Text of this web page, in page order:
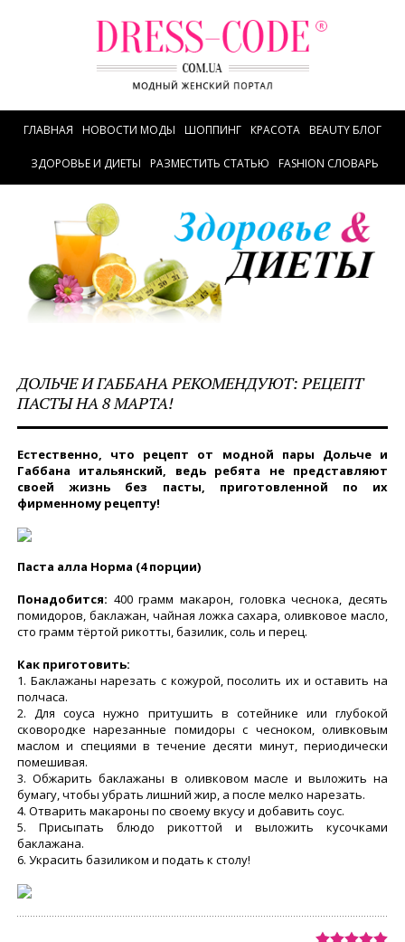
ГЛАВНАЯ НОВОСТИ МОДЫ ШОППИНГ КРАСОТА BEAUTY БЛОГ
ЗДОРОВЬЕ И ДИЕТЫ РАЗМЕСТИТЬ СТАТЬЮ FASHION СЛОВАРЬ
ДОЛЬЧЕ И ГАББАНА РЕКОМЕНДУЮТ: РЕЦЕПТ
ПАСТЫ НА 8 МАРТА!
Естественно, что рецепт от модной пары Дольче и
Габбана итальянский, ведь ребята не представляют
своей жизнь без пасты, приготовленной по их
фирменному рецепту!
Паста алла Норма (4 порции)
Понадобится: 400 грамм макарон, головка чеснока, десять
помидоров, баклажан, чайная ложка сахара, оливковое масло,
сто грамм тёртой рикотты, базилик, соль и перец.
Как приготовить:
1. Баклажаны нарезать с кожурой, посолить их и оставить на
полчаса.
2. Для соуса нужно притушить в сотейнике или глубокой
сковородке нарезанные помидоры с чесноком, оливковым
маслом и специями в течение десяти минут, периодически
помешивая.
3. Обжарить баклажаны в оливковом масле и выложить на
бумагу, чтобы убрать лишний жир, а после мелко нарезать.
4. Отварить макароны по своему вкусу и добавить соус.
5. Присыпать блюдо рикоттой и выложить кусочками
баклажана.
6. Украсить базиликом и подать к столу!